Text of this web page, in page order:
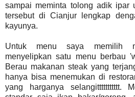
sampai meminta tolong adik ipar
tersebut di Cianjur lengkap
kayunya.
Untuk menu saya memilih
menyelipkan satu menu berbau
Berau makanan steak yang
hanya bisa menemukan di
yang harganya selangittttttttttt.